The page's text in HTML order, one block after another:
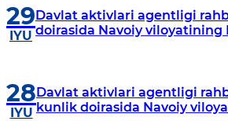
29
IYU
Davlat aktivlari agentligi
doirasida Navoiy viloyatining
28
IYU
Davlat aktivlari agentligi
kunlik doirasida Navoiy